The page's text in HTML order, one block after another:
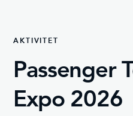
AKTIVITET
Passenger
Expo 2026